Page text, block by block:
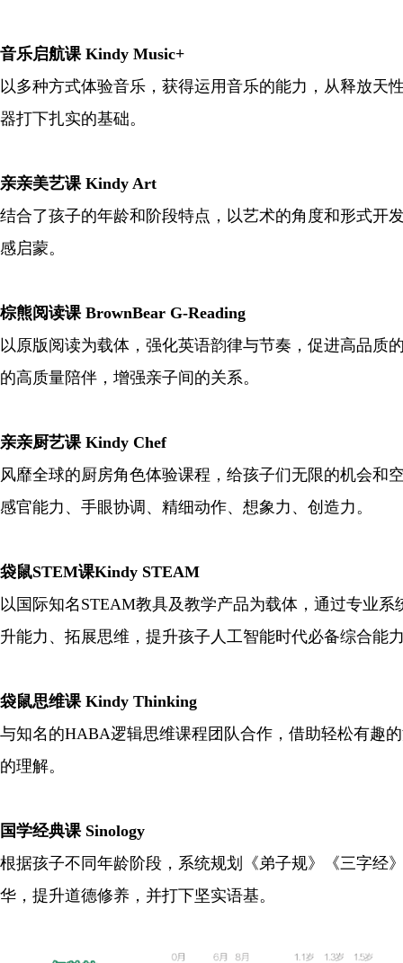
音乐启航课 Kindy Music+
以多种方式体验音乐，获得运用音乐的能力，从释放天
器打下扎实的基础。
亲亲美艺课 Kindy Art
结合了孩子的年龄和阶段特点，以艺术的角度和形式开
感启蒙。
棕熊阅读课 BrownBear G-Reading
以原版阅读为载体，强化英语韵律与节奏，促进高品质
的高质量陪伴，增强亲子间的关系。
亲亲厨艺课 Kindy Chef
风靡全球的厨房角色体验课程，给孩子们无限的机会和
感官能力、手眼协调、精细动作、想象力、创造力。
袋鼠STEM课Kindy STEAM
以国际知名STEAM教具及教学产品为载体，通过专业
升能力、拓展思维，提升孩子人工智能时代必备综合能
袋鼠思维课 Kindy Thinking
与知名的HABA逻辑思维课程团队合作，借助轻松有趣
的理解。
国学经典课 Sinology
根据孩子不同年龄阶段，系统规划《弟子规》《三字经
华，提升道德修养，并打下坚实语基。